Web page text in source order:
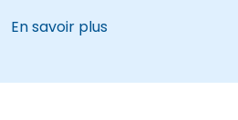
En savoir plus